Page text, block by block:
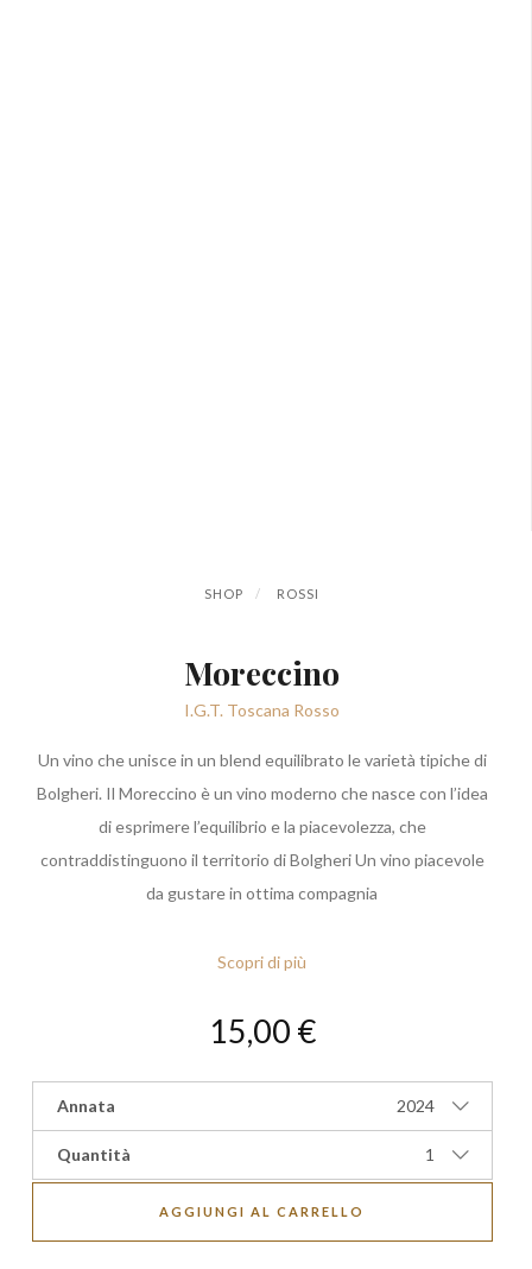
SHOP ROSSI
Moreccino
I.G.T. Toscana Rosso
Un vino cheuniscein un blend equilibrato le varietà tipiche di
Bolgheri. Il Moreccino è un vino moderno che nascecon l’idea
di esprimere l’equilibrio e la piacevolezza, che
contraddistinguono il territorio di BolgheriUn vino piacevole
da gustare in ottima compagnia
Scopri di più
15,00 €
Annata 2024
Quantità 1
AGGIUNGI AL CARRELLO